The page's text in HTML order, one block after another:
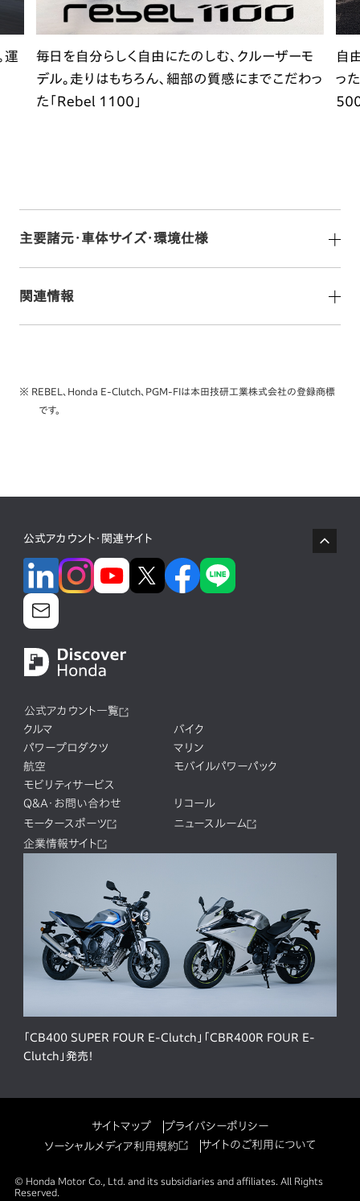
運
毎日を自分らしく自由にたのしむ、クルーザーモ
デル。走りはもちろん、細部の質感にまでこだわっ
た「Rebel 1100」
自
っ
主要諸元・車体サイズ・環境仕様
関連情報
※ REBEL、Honda E-Clutch、PGM-FIは本田技研工業株式会社の登録商標
です。
公式アカウント・関連サイト
公式アカウント一覧
クルマ
バイク
パワープロダクツ
マリン
航空
モバイルパワーパック
モビリティサービス
Q&A・お問い合わせ
リコール
モータースポーツ
ニュースルーム
企業情報サイト
「CB400 SUPER FOUR E-Clutch」「CBR400R FOUR E-
Clutch」発売！
サイトマップ
プライバシーポリシー
ソーシャルメディア利用規約
サイトのご利用について
© Honda Motor Co., Ltd. and its subsidiaries and affiliates. All Rights
Reserved.